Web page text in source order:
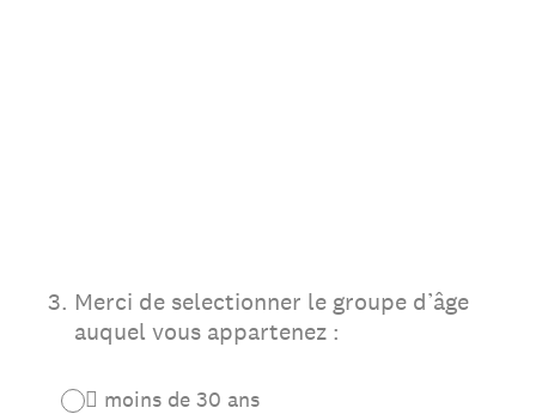
3. Merci de selectionner le groupe d’âge
auquel vous appartenez :
 moins de 30 ans